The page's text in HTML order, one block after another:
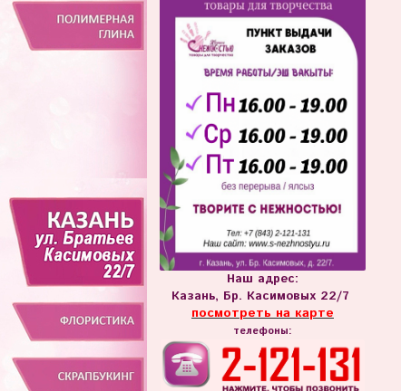
Наш адрес:
Казань, Бр. Касимовых 22/7
посмотреть на карте
телефоны: